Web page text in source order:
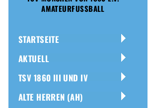
AMATEURFUSSBALL
STARTSEITE
AKTUELL
TSV 1860 III UND IV
ALTE HERREN (AH)